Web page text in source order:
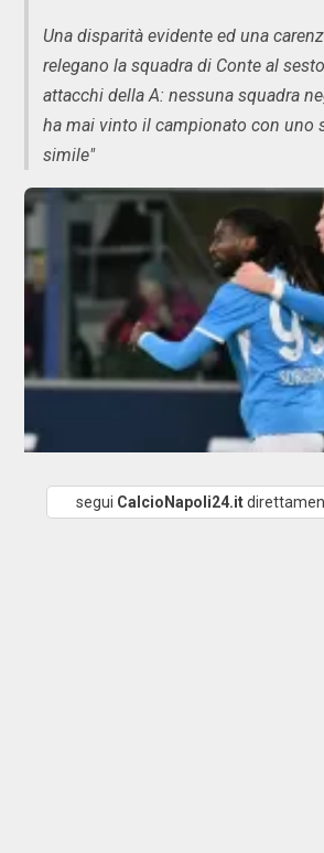
Una disparità evidente ed una
relegano la squadra di Conte al
attacchi della A: nessuna squadra
ha mai vinto il campionato con uno
simile"
segui CalcioNapoli24.it